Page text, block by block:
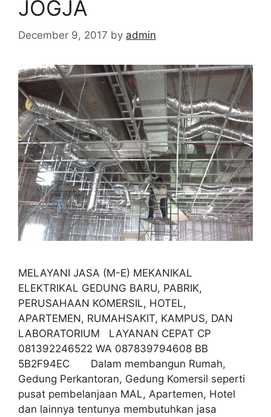
JOGJA
December 9, 2017 by admin
MELAYANI JASA (M-E) MEKANIKAL
ELEKTRIKAL GEDUNG BARU, PABRIK,
PERUSAHAAN KOMERSIL, HOTEL,
APARTEMEN, RUMAHSAKIT, KAMPUS, DAN
LABORATORIUM LAYANAN CEPAT CP
081392246522 WA 087839794608 BB
5B2F94EC Dalam membangun Rumah,
Gedung Perkantoran, Gedung Komersil seperti
pusat pembelanjaan MAL, Apartemen, Hotel
dan lainnya tentunya membutuhkan jasa